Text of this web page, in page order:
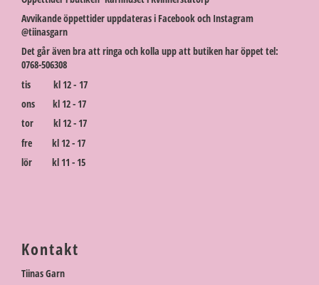
Avvikande öppettider uppdateras i Facebook och Instagram
@tiinasgarn
Det går även bra att ringa och kolla upp att butiken har öppet tel:
0768-506308
tis kl 12 - 17
ons kl 12 - 17
tor kl 12 - 17
fre kl 12 - 17
lör kl 11 - 15
Kontakt
Tiinas Garn